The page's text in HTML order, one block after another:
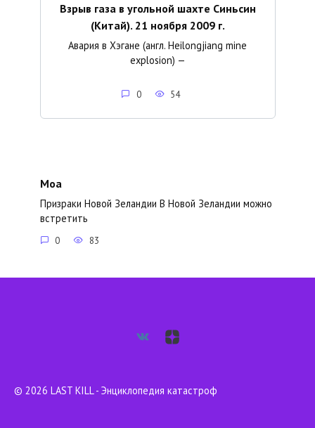
Взрыв газа в угольной шахте Синьсин
(Китай). 21 ноября 2009 г.
Авария в Хэгане (англ. Heilongjiang mine
explosion) —
0 54
Моа
Призраки Новой Зеландии В Новой Зеландии можно
встретить
0 83
© 2026 LAST KILL - Энциклопедия катастроф